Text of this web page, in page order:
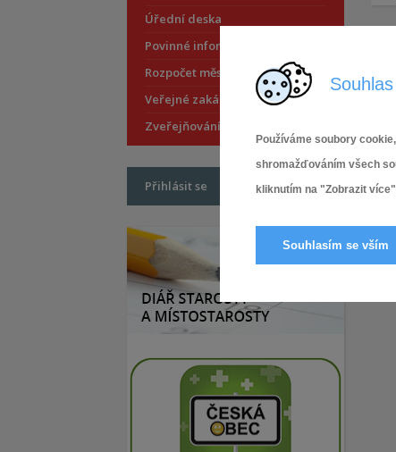
Používáme soubory
shromažďováním všech
kliknutím na "Zobrazit
Souhlasím se vším
Úřední deska
Povinné informace
Rozpočet městské části
Veřejné zakázky
Zveřejňování smluv
Přihlásit se